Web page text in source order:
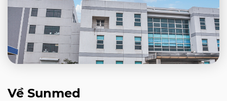
Về Sunmed